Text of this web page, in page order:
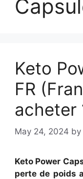
Keto
FR
acheter
May 24, 2024 by
Keto Power
perte de poids